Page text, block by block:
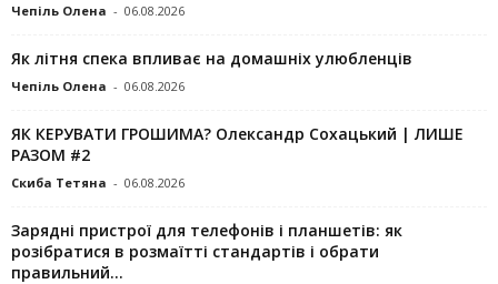
Чепіль Олена - 06.08.2026
Як літня спека впливає на домашніх улюбленців
Чепіль Олена - 06.08.2026
ЯК КЕРУВАТИ ГРОШИМА? Олександр Сохацький | ЛИШЕ
РАЗОМ #2
Скиба Тетяна - 06.08.2026
Зарядні пристрої для телефонів і планшетів: як
розібратися в розмаїтті стандартів і обрати
правильний...